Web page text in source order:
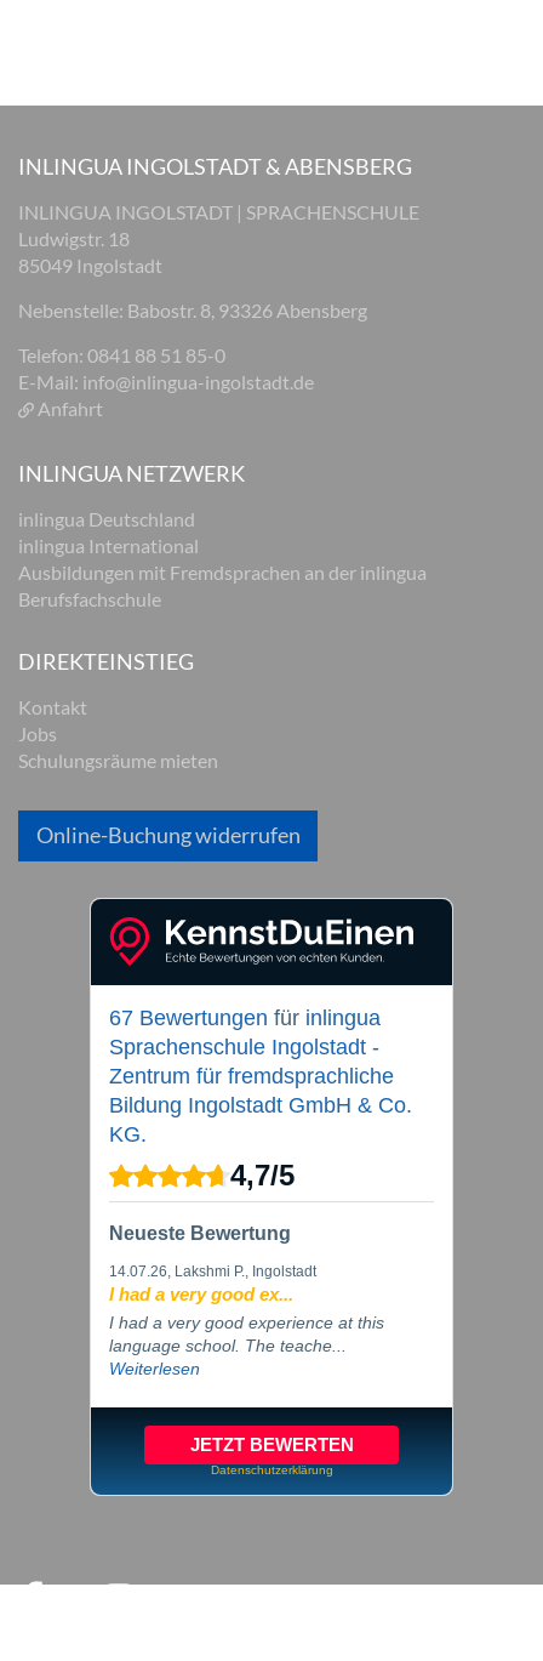
INLINGUA INGOLSTADT & ABENSBERG
INLINGUA INGOLSTADT | SPRACHENSCHULE
Ludwigstr. 18
85049 Ingolstadt
Nebenstelle: Babostr. 8, 93326 Abensberg
Telefon: 0841 88 51 85-0
E-Mail: info@inlingua-ingolstadt.de
Anfahrt
INLINGUA NETZWERK
inlingua Deutschland
inlingua International
Ausbildungen mit Fremdsprachen an der inlingua
Berufsfachschule
DIREKTEINSTIEG
Kontakt
Jobs
Schulungsräume mieten
Online-Buchung widerrufen
67 Bewertungen für inlingua
Sprachenschule Ingolstadt -
Zentrum für fremdsprachliche
Bildung Ingolstadt GmbH & Co.
KG.
4,7/5
Neueste Bewertung
14.07.26, Lakshmi P., Ingolstadt
I had a very good ex...
I had a very good experience at this
language school. The teache...
Weiterlesen
JETZT BEWERTEN
Datenschutzerklärung